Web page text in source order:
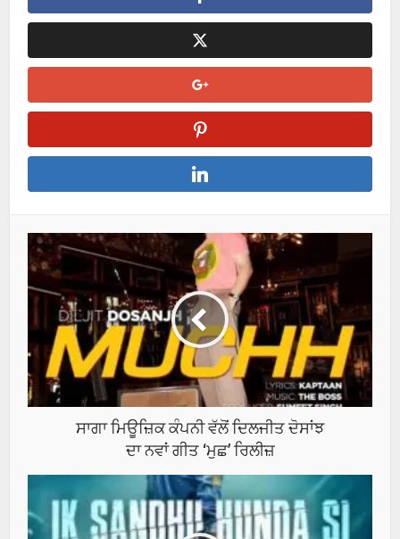
ਸਾਗਾ ਮਿਊਜ਼ਿਕ ਕੰਪਨੀ ਵੱਲੋਂ ਦਿਲਜੀਤ ਦੋਸਾਂਝ
ਦਾ ਨਵਾਂ ਗੀਤ ‘ਮੁਛ’ ਰਿਲੀਜ਼